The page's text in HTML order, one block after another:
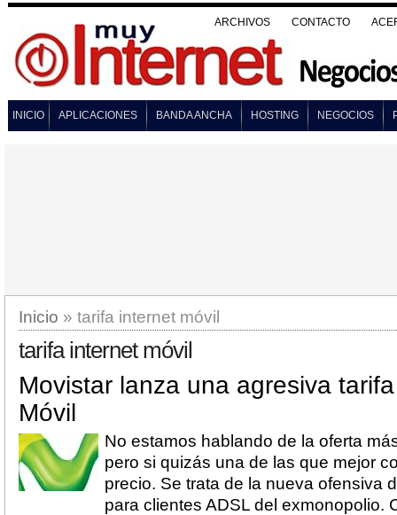
ARCHIVOS CONTACTO
INICIO APLICACIONES BANDA ANCHA HOSTING NEGOCIOS
Inicio » tarifa internet móvil
tarifa internet móvil
Movistar lanza una agresiva
Móvil
No estamos hablando de la oferta
pero si quizás una de las que mejor
precio. Se trata de la nueva ofensiva
para clientes ADSL del exmonopolio.